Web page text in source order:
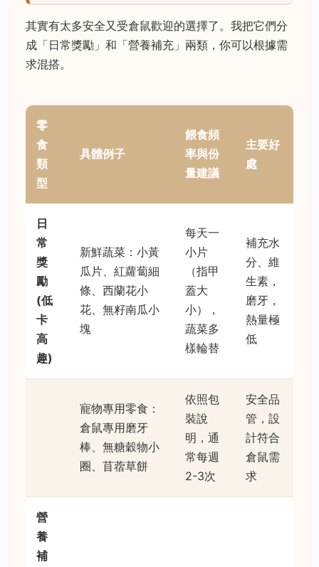
其實有太多安全又受倉鼠歡迎的選擇了。我把它們分
成「日常獎勵」和「營養補充」兩類，你可以根據需
求混搭。
零
食
類
型
具體例子
餵食頻
率與份
量建議
主要好
處
日
常
獎
勵
(低
卡
高
趣)
新鮮蔬菜：小黃
瓜片、紅蘿蔔細
條、西蘭花小
花、無籽南瓜小
塊
每天一
小片
（指甲
蓋大
小），
蔬菜多
樣輪替
補充水
分、維
生素，
磨牙，
熱量極
低
寵物專用零食：
倉鼠專用磨牙
棒、無糖穀物小
圈、苜蓿草餅
依照包
裝說
明，通
常每週
2-3次
安全品
管，設
計符合
倉鼠需
求
營
養
補